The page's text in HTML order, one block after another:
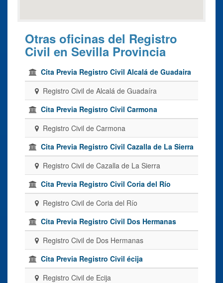
Otras oficinas del Registro
Civil en Sevilla Provincia
Cita Previa Registro Civil Alcalá de Guadaira
Registro Civil de Alcalá de Guadaíra
Cita Previa Registro Civil Carmona
Registro Civil de Carmona
Cita Previa Registro Civil Cazalla de La Sierra
Registro Civil de Cazalla de La Sierra
Cita Previa Registro Civil Coria del Río
Registro Civil de Coria del Río
Cita Previa Registro Civil Dos Hermanas
Registro Civil de Dos Hermanas
Cita Previa Registro Civil écija
Registro Civil de Ecija